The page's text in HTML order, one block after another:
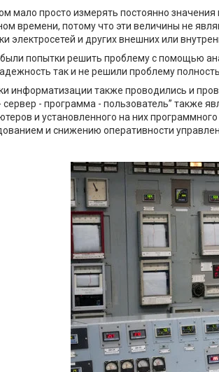
мало просто измерять постоянно
времени, потому что эти величины не
электросетей и других внешних или
попытки решить проблему с помощью
так и не решили проблему
информатизации также проводились и
сервер - программа - пользователь” также
и установленного на них
и снижению оперативности